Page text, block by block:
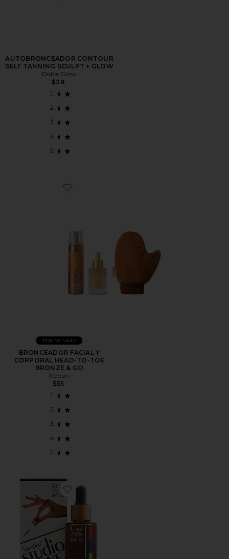
AUTOBRONCEADOR CONTOUR
SELF TANNING SCULPT + GLOW
Dolce Glow
$28
Favorite BRONCEADOR FACIAL Y CORPORAL
Más Vendido
BRONCEADOR FACIAL Y
CORPORAL HEAD-TO-TOE
BRONZE & GO
Kopari
$55
Favorite GOTAS BRONCEADORAS STUDIO TONE